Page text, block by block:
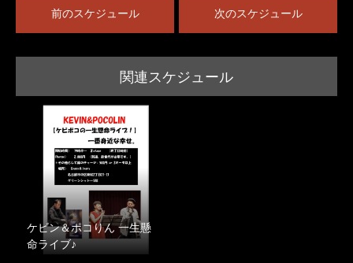
前のスケジュール 次のスケジュール
関連スケジュール
ケビン＆ポコりん 一生懸
命ライブ♪